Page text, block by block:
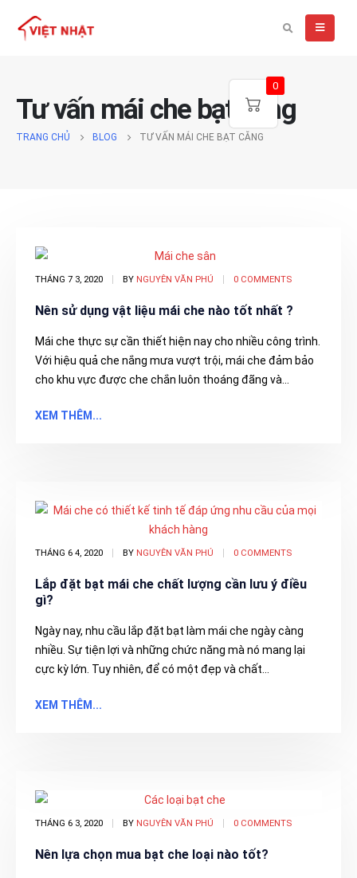
Tư vấn mái che bạt căng
TRANG CHỦ BLOG TƯ VẤN MÁI CHE BẠT CĂNG
THÁNG 7 3, 2020 BY NGUYÊN VĂN PHÚ 0 COMMENTS
Nên sử dụng vật liệu mái che nào tốt nhất ?
Mái che thực sự cần thiết hiện nay cho nhiều công trình.
Với hiệu quả che nắng mưa vượt trội, mái che đảm bảo
cho khu vực được che chắn luôn thoáng đãng và...
XEM THÊM...
THÁNG 6 4, 2020 BY NGUYÊN VĂN PHÚ 0 COMMENTS
Lắp đặt bạt mái che chất lượng cần lưu ý điều
gì?
Ngày nay, nhu cầu lắp đặt bạt làm mái che ngày càng
nhiều. Sự tiện lợi và những chức năng mà nó mang lại
cực kỳ lớn. Tuy nhiên, để có một đẹp và chất...
XEM THÊM...
THÁNG 6 3, 2020 BY NGUYÊN VĂN PHÚ 0 COMMENTS
Nên lựa chọn mua bạt che loại nào tốt?
0